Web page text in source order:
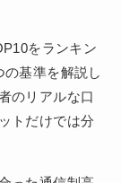
をランキン
基準を解説し
のリアルな口
トだけでは分